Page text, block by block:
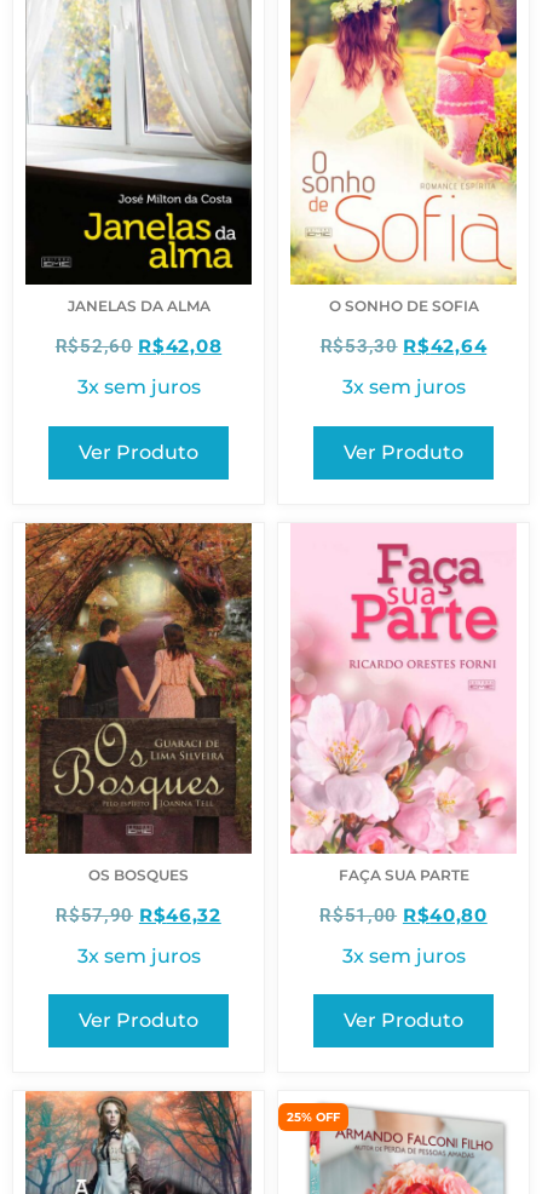
JANELAS DA ALMA
R$52,60 R$42,08
3x sem juros
Ver Produto
O SONHO DE SOFIA
R$53,30 R$42,64
3x sem juros
Ver Produto
OS BOSQUES
R$57,90 R$46,32
3x sem juros
Ver Produto
FAÇA SUA PARTE
R$51,00 R$40,80
3x sem juros
Ver Produto
25% OFF